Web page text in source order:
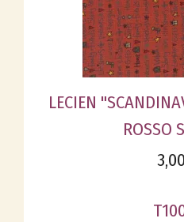
LECIEN
ROSSO